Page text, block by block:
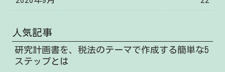
人気記事
研究計画書を、税法のテーマで作成する簡単な5
ステップとは